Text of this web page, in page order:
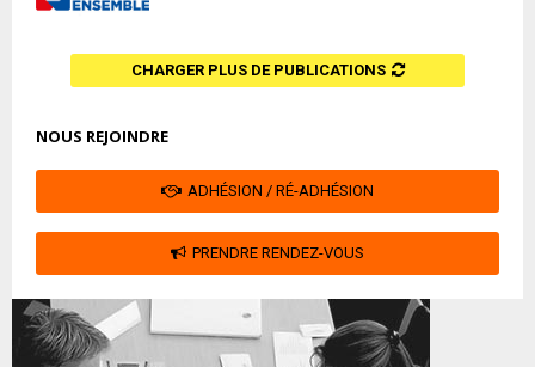
CHARGER PLUS DE PUBLICATIONS
NOUS REJOINDRE
ADHÉSION / RÉ-ADHÉSION
PRENDRE RENDEZ-VOUS